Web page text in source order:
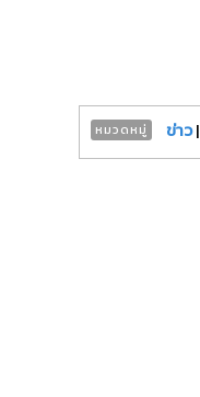
หมวดหมู่ ข่าว|